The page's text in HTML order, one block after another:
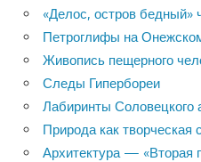
«Делос, остров бедный»
Петроглифы на
Живопись пещерного
Следы Гипербореи
Лабиринты Соловецкого
Природа как творческая
Архитектура — «Вторая